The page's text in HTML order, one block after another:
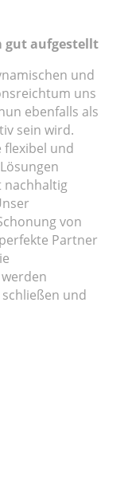
gut aufgestellt
und
uns
ebenfalls als
sein wird.
flexibel und
nachhaltig
von
Partner
und